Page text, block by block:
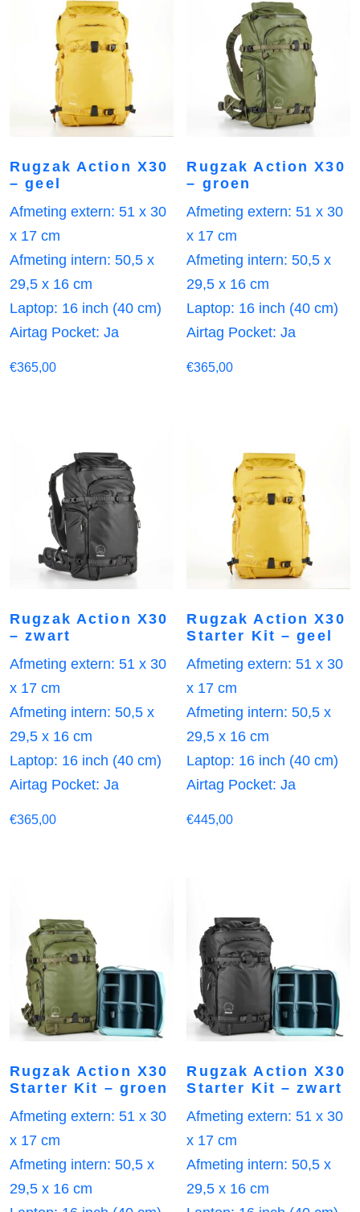
Rugzak Action X30
– geel
Afmeting extern: 51 x 30
x 17 cm
Afmeting intern: 50,5 x
29,5 x 16 cm
Laptop: 16 inch (40 cm)
Airtag Pocket: Ja
€365,00
Rugzak Action X30
– groen
Afmeting extern: 51 x 30
x 17 cm
Afmeting intern: 50,5 x
29,5 x 16 cm
Laptop: 16 inch (40 cm)
Airtag Pocket: Ja
€365,00
Rugzak Action X30
– zwart
Afmeting extern: 51 x 30
x 17 cm
Afmeting intern: 50,5 x
29,5 x 16 cm
Laptop: 16 inch (40 cm)
Airtag Pocket: Ja
€365,00
Rugzak Action X30
Starter Kit – geel
Afmeting extern: 51 x 30
x 17 cm
Afmeting intern: 50,5 x
29,5 x 16 cm
Laptop: 16 inch (40 cm)
Airtag Pocket: Ja
€445,00
Rugzak Action X30
Starter Kit – groen
Afmeting extern: 51 x 30
x 17 cm
Afmeting intern: 50,5 x
29,5 x 16 cm
Rugzak Action X30
Starter Kit – zwart
Afmeting extern: 51 x 30
x 17 cm
Afmeting intern: 50,5 x
29,5 x 16 cm